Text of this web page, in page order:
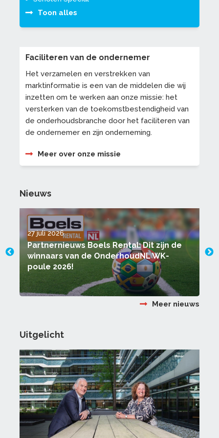
Toon alles
Faciliteren van de ondernemer
Het verzamelen en verstrekken van
marktinformatie is een van de middelen die wij
inzetten om te werken aan onze missie: het
versterken van de toekomstbestendigheid van
de onderhoudsbranche door het faciliteren van
de ondernemer en zijn onderneming.
Meer over onze missie
Nieuws
27 juli 2026
Partnernieuws Boels Rental: Dit zijn de
winnaars van de OnderhoudNL WK-
poule 2026!
Meer nieuws
Uitgelicht